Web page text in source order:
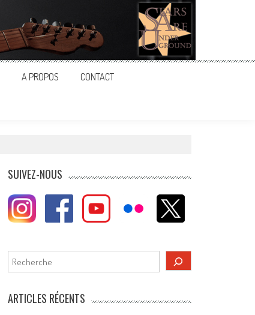
A PROPOS CONTACT
SUIVEZ-NOUS
Rechercher
ARTICLES RÉCENTS